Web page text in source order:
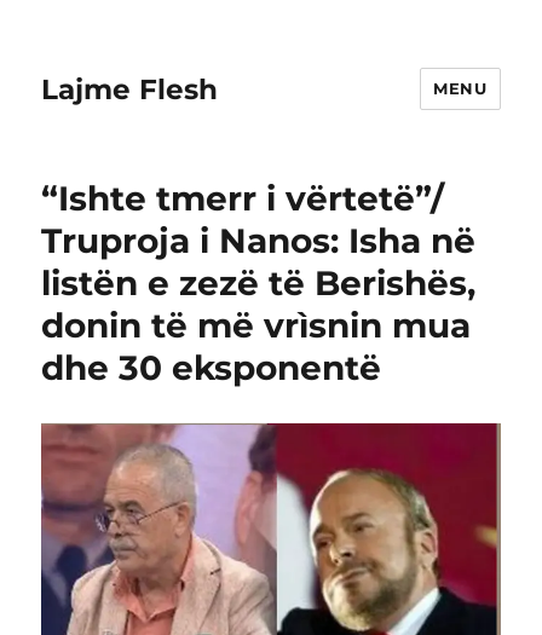
Lajme Flesh MENU
“Ishte tmerr i vërtetë”/
Truproja i Nanos: Isha në
listën e zezë të Berishës,
donin të më vrìsnin mua
dhe 30 eksponentë